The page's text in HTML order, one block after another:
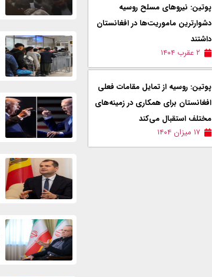
پوتین: نیروهای مسلح روسیه
دشوارترین ماموریت‌ها در افغانستان
داشتند
۲ عقرب ۱۴۰۴
پوتین: روسیه از تمایل مقامات فعلی
افغانستان برای همکاری در زمینه‌های
مختلف استقبال می‌کند
۱۷ میزان ۱۴۰۴